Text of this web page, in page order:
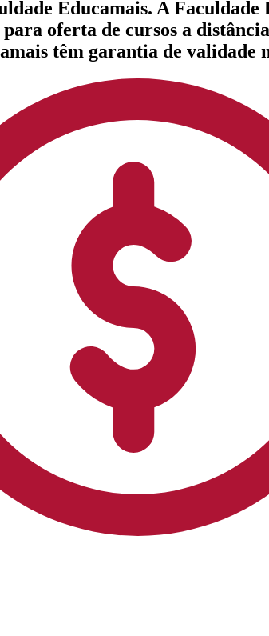
Educamais. A Faculdade
oferta de cursos a
têm garantia de validade